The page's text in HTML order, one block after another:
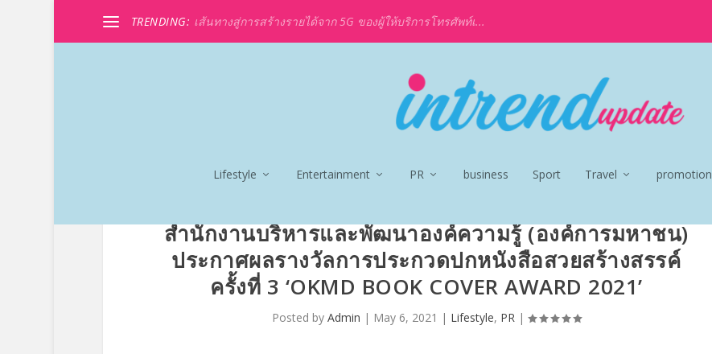
TRENDING: เส้นทางสู่การสร้างรายได้จาก 5G ของผู้ให้บริการโทรศัพท์เ...
Lifestyle Entertainment PR business Sport Travel promotion
สำนักงานบริหารและพัฒนาองค์ความรู้ (องค์การมหาชน)
ประกาศผลรางวัลการประกวดปกหนังสือสวยสร้างสรรค์
ครั้งที่ 3 ‘OKMD BOOK COVER AWARD 2021’
Posted by Admin | May 6, 2021 | Lifestyle, PR|